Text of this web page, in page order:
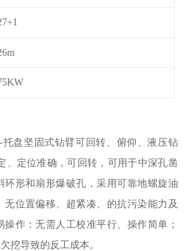
盘坚固式钻臂可回转、俯仰、液压钻
、定位准确，可回转，可用于中深孔凿
环形和扇形爆破孔，采用可靠地螺旋油
位置偏移、超紧凑、的抗污染能力及
作：无需人工校准平行、操作简单；
挖导致的反工成本。